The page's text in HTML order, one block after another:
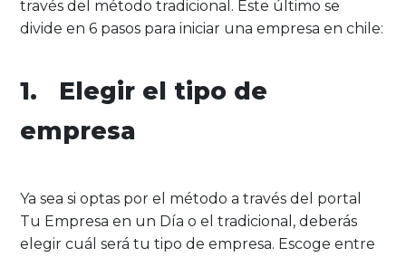
través del método tradicional. Este último se
divide en 6 pasos para iniciar una empresa en chile:
1. Elegir el tipo de
empresa
Ya sea si optas por el método a través del portal
Tu Empresa en un Día o el tradicional, deberás
elegir cuál será tu tipo de empresa. Escoge entre